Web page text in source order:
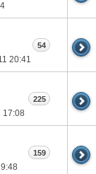
20:41
54
17:08
225
159